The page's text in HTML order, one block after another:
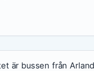
är bussen från